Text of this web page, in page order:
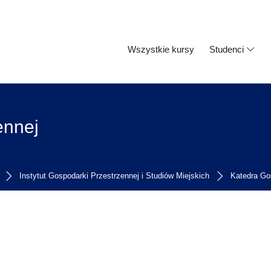
Wszystkie kursy Studenci
Instytut Gospodarki Przestrzennej i Studiów Miejskich Katedra